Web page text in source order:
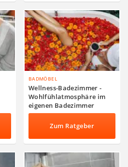
BADMÖBEL
Wellness-Badezimmer -
Wohlfühlatmosphäre im
eigenen Badezimmer
schaffen
Zum Ratgeber